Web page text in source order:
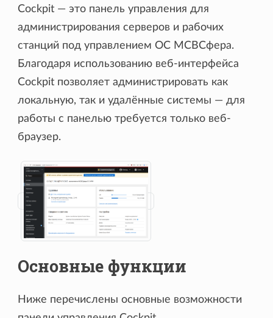
Cockpit — это панель управления для
администрирования серверов и рабочих
станций под управлением ОС МСВСфера.
Благодаря использованию веб-интерфейса
Cockpit позволяет администрировать как
локальную, так и удалённые системы — для
работы с панелью требуется только веб-
браузер.
Основные функции
Ниже перечислены основные возможности